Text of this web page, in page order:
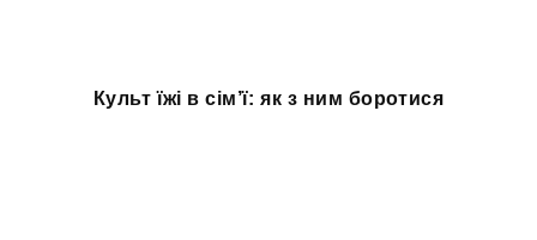
Культ їжі в сім’ї: як з ним боротися